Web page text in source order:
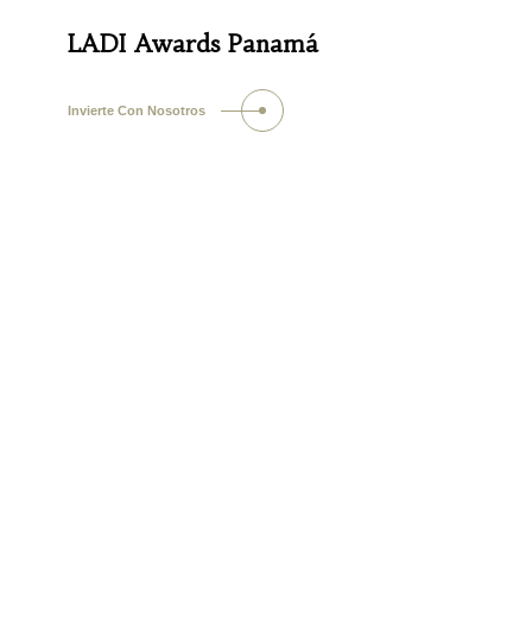
LADI Awards Panamá
Invierte Con Nosotros